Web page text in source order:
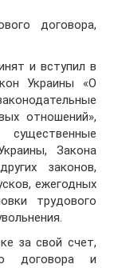
договора,
и вступил в
Украины «О
отношений»,
Закона
законов,
ежегодных
трудового
за свой счет,
договора и